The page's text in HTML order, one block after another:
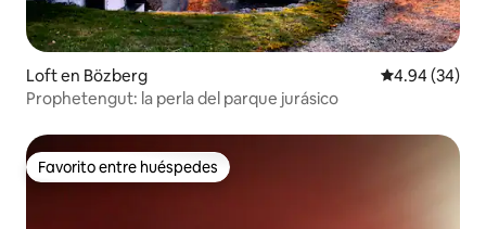
Loft en Bözberg Calificación
4.94 (34)
Prophetengut: la perla del parque jurásico
Favorito entre huéspedes
Favorito entre huéspedes